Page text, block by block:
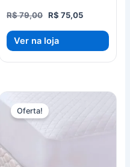
R$79,00 O
era:
R$ 75,05O
R$ 75,05.
Ver na loja
Oferta!